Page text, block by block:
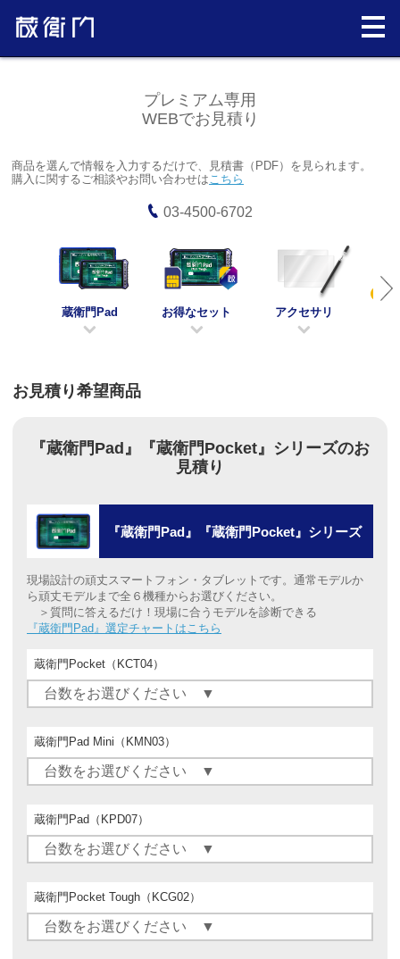
プレミアム専用
WEBでお見積り
商品を選んで情報を入力するだけで、見積書（PDF）を見られます。
購入に関するご相談やお問い合わせはこちら
03-4500-6702
蔵衛門Pad お得なセット アクセサリ
お見積り希望商品
『蔵衛門Pad』『蔵衛門Pocket』シリーズのお
見積り
『蔵衛門Pad』『蔵衛門Pocket』シリーズ
現場設計の頑丈スマートフォン・タブレットです。通常モデルか
ら頑丈モデルまで全６機種からお選びください。
＞質問に答えるだけ！現場に合うモデルを診断できる
『蔵衛門Pad』選定チャートはこちら
蔵衛門Pocket（KCT04）
蔵衛門Pad Mini（KMN03）
蔵衛門Pad（KPD07）
蔵衛門Pocket Tough（KCG02）